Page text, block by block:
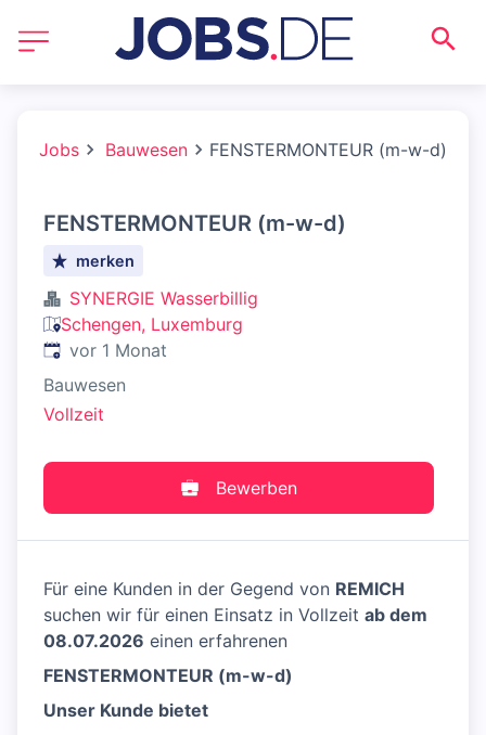
Jobs Bauwesen FENSTERMONTEUR (m-w-d)
FENSTERMONTEUR (m-w-d)
merken
SYNERGIE Wasserbillig
Schengen, Luxemburg
Veröffentlicht:
vor 1 Monat
Bauwesen
Vollzeit
Bewerben
Für eine Kunden in der Gegend von REMICH
suchen wir für einen Einsatz in Vollzeit ab dem
08.07.2026 einen erfahrenen
FENSTERMONTEUR (m-w-d)
Unser Kunde bietet